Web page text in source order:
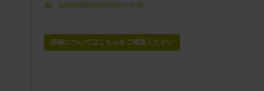
sales@heidenhain.co.jp
詳細についてはこちらをご確認ください